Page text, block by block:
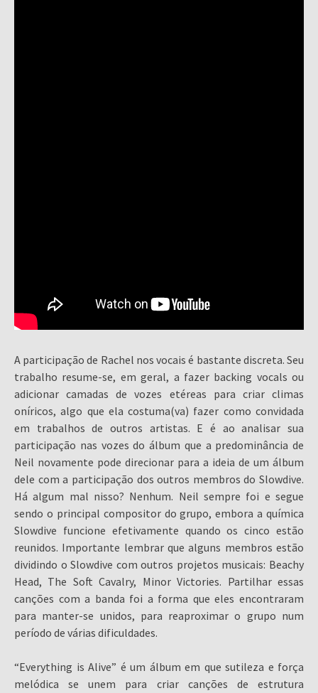
A participação de Rachel nos vocais é bastante discreta. Seu
trabalho resume-se, em geral, a fazer backing vocals ou
adicionar camadas de vozes etéreas para criar climas
oníricos, algo que ela costuma(va) fazer como convidada
em trabalhos de outros artistas. E é ao analisar sua
participação nas vozes do álbum que a predominância de
Neil novamente pode direcionar para a ideia de um álbum
dele com a participação dos outros membros do Slowdive.
Há algum mal nisso? Nenhum. Neil sempre foi e segue
sendo o principal compositor do grupo, embora a química
Slowdive funcione efetivamente quando os cinco estão
reunidos. Importante lembrar que alguns membros estão
dividindo o Slowdive com outros projetos musicais: Beachy
Head, The Soft Cavalry, Minor Victories. Partilhar essas
canções com a banda foi a forma que eles encontraram
para manter-se unidos, para reaproximar o grupo num
período de várias dificuldades.
“Everything is Alive” é um álbum em que sutileza e força
melódica se unem para criar canções de estrutura